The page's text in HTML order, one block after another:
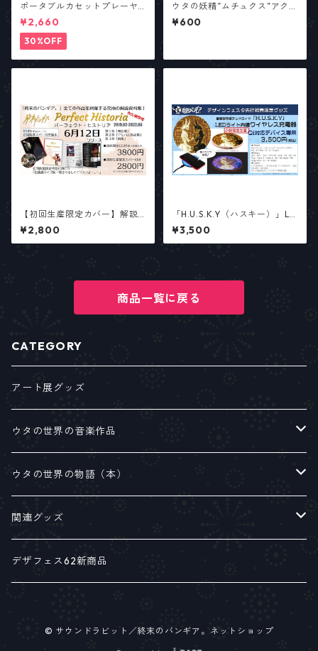
ポータブルカセットプレーヤ
ー「Continue?」／アナログ
サウンド・リターンズ
¥2,660
30%OFF
ウタの妖精”ムチュクス”アクリ
ルスタンド
¥600
【初回生産限定カバー】解説
資料集「パーフェクト・ヒス
トリア」
¥2,800
「H.U.S.K.Y（ハスキー）」LE
Dライト内臓ワイヤレス充電器
（Qi対応機器専用）
¥3,500
商品一覧に戻る
CATEGORY
アート展グッズ
ウタの世界の音楽作品
シングルアルバム
ミニアルバム
フルアルバム
ウタの世界の物語（本）
絵本
関連書籍
関連グッズ
各種パンフレット
デザフェス62新商品
© サウンドラビット／終末のバンギア。ネットショップ